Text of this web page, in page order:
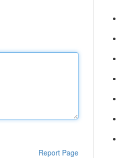
Report Page